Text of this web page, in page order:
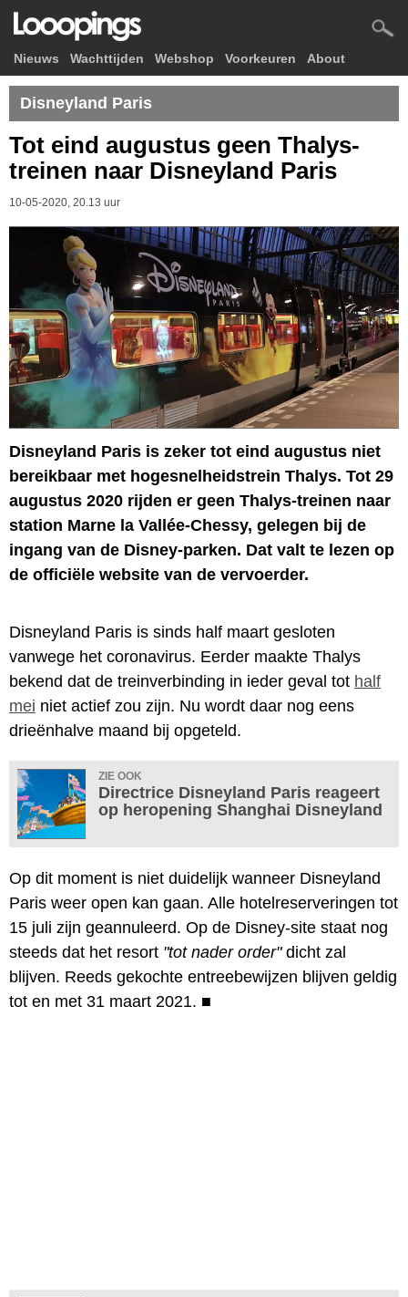
Nieuws Wachttijden Webshop Voorkeuren About
Disneyland Paris
Tot eind augustus geen Thalys-
treinen naar Disneyland Paris
10-05-2020, 20.13 uur
Disneyland Paris is zeker tot eind augustus niet
bereikbaar met hogesnelheidstrein Thalys. Tot 29
augustus 2020 rijden er geen Thalys-treinen naar
station Marne la Vallée-Chessy, gelegen bij de
ingang van de Disney-parken. Dat valt te lezen op
de officiële website van de vervoerder.
Disneyland Paris is sinds half maart gesloten
vanwege het coronavirus. Eerder maakte Thalys
bekend dat de treinverbinding in ieder geval tot half
mei niet actief zou zijn. Nu wordt daar nog eens
drieënhalve maand bij opgeteld.
ZIE OOK
Directrice Disneyland Paris reageert
op heropening Shanghai Disneyland
Op dit moment is niet duidelijk wanneer Disneyland
Paris weer open kan gaan. Alle hotelreserveringen tot
15 juli zijn geannuleerd. Op de Disney-site staat nog
steeds dat het resort "tot nader order"dicht zal
blijven. Reeds gekochte entreebewijzen blijven geldig
tot en met 31 maart 2021. ■